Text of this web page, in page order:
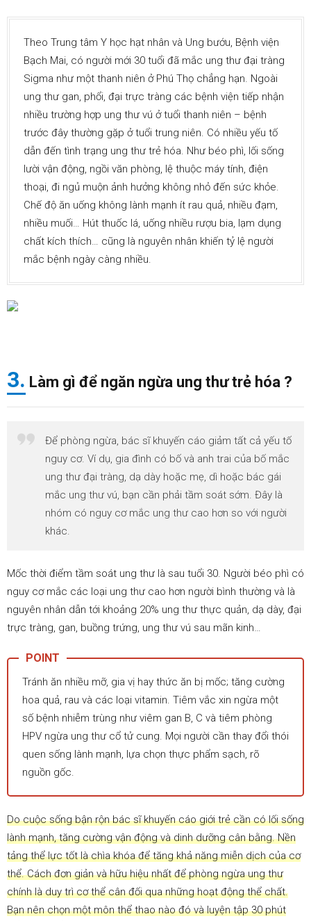
Theo Trung tâm Y học hạt nhân và Ung bướu, Bệnh viện
Bạch Mai, có người mới 30 tuổi đã mắc ung thư đại tràng
Sigma như một thanh niên ở Phú Thọ chẳng hạn. Ngoài
ung thư gan, phổi, đại trực tràng các bệnh viện tiếp nhận
nhiều trường hợp ung thư vú ở tuổi thanh niên – bệnh
trước đây thường gặp ở tuổi trung niên. Có nhiều yếu tố
dẫn đến tình trạng ung thư trẻ hóa. Như béo phì, lối sống
lười vận động, ngồi văn phòng, lệ thuộc máy tính, điện
thoại, đi ngủ muộn ảnh hưởng không nhỏ đến sức khỏe.
Chế độ ăn uống không lành mạnh ít rau quả, nhiều đạm,
nhiều muối… Hút thuốc lá, uống nhiều rượu bia, lạm dụng
chất kích thích… cũng là nguyên nhân khiến tỷ lệ người
mắc bệnh ngày càng nhiều.
3. Làm gì để ngăn ngừa ung thư trẻ hóa ?
Để phòng ngừa, bác sĩ khuyến cáo giảm tất cả yếu tố
nguy cơ. Ví dụ, gia đình có bố và anh trai của bố mắc
ung thư đại tràng, dạ dày hoặc mẹ, dì hoặc bác gái
mắc ung thư vú, bạn cần phải tầm soát sớm. Đây là
nhóm có nguy cơ mắc ung thư cao hơn so với người
khác.
Mốc thời điểm tầm soát ung thư là sau tuổi 30. Người béo phì có
nguy cơ mắc các loại ung thư cao hơn người bình thường và là
nguyên nhân dẫn tới khoảng 20% ung thư thực quản, dạ dày, đại
trực tràng, gan, buồng trứng, ung thư vú sau mãn kinh…
Tránh ăn nhiều mỡ, gia vị hay thức ăn bị mốc; tăng cường
hoa quả, rau và các loại vitamin. Tiêm vắc xin ngừa một
số bệnh nhiễm trùng như viêm gan B, C và tiêm phòng
HPV ngừa ung thư cổ tử cung. Mọi người cần thay đổi thói
quen sống lành mạnh, lựa chọn thực phẩm sạch, rõ
nguồn gốc.
Do cuộc sống bận rộn bác sĩ khuyến cáo giới trẻ cần có lối sống
lành mạnh, tăng cường vận động và dinh dưỡng cân bằng. Nền
tảng thể lực tốt là chìa khóa để tăng khả năng miễn dịch của cơ
thể. Cách đơn giản và hữu hiệu nhất để phòng ngừa ung thư
chính là duy trì cơ thể cân đối qua những hoạt động thể chất.
Bạn nên chọn một môn thể thao nào đó và luyện tập 30 phút